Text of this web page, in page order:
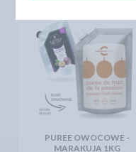
PUREE OWOCOWE -
MARAKUJA 1KG